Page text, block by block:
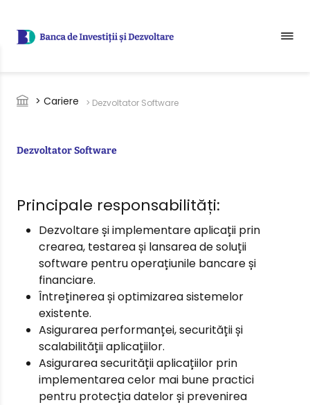
Breadcrumb
> Cariere > Dezvoltator Software
Dezvoltator Software
Principale responsabilități:
Dezvoltare și implementare aplicații prin
crearea, testarea și lansarea de soluții
software pentru operațiunile bancare și
financiare.
Întreținerea și optimizarea sistemelor
existente.
Asigurarea performanței, securității și
scalabilității aplicațiilor.
Asigurarea securității aplicațiilor prin
implementarea celor mai bune practici
pentru protecția datelor și prevenirea